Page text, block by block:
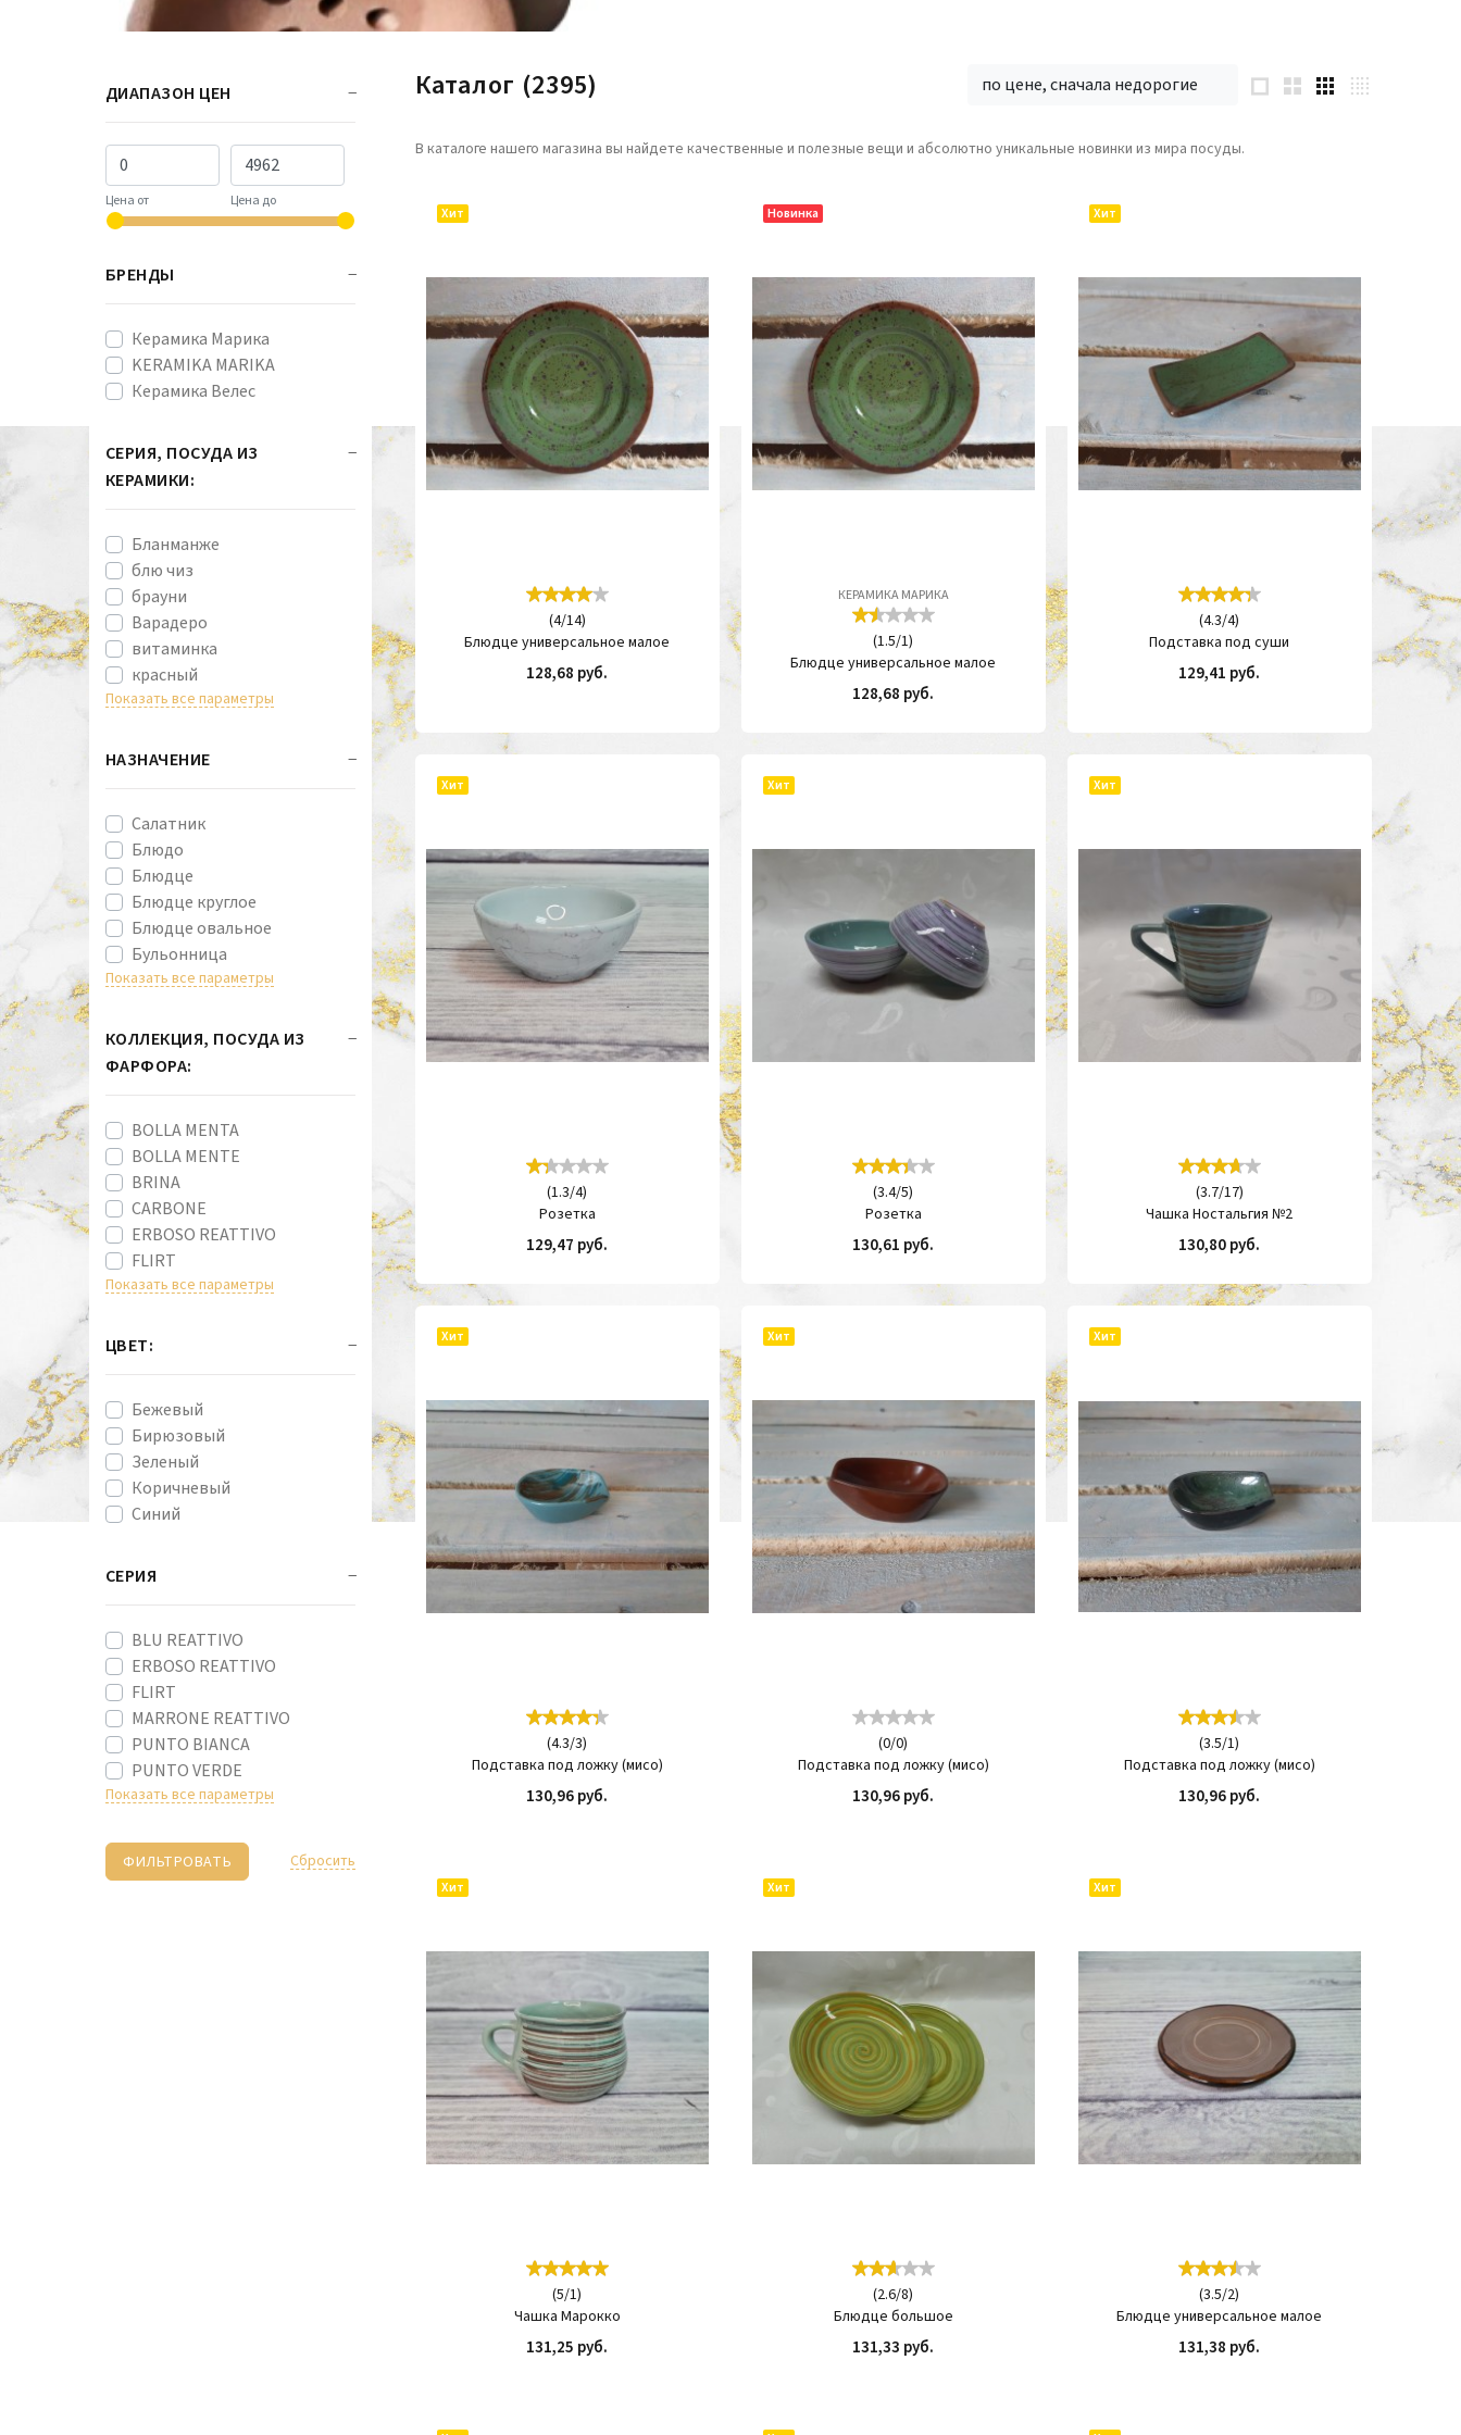
ДИАПАЗОН ЦЕН
Цена от Цена до
БРЕНДЫ
Керамика Марика
KERAMIKA MARIKA
Керамика Велес
СЕРИЯ, ПОСУДА ИЗ
КЕРАМИКИ:
Бланманже
блю чиз
брауни
Варадеро
витаминка
красный
Показать все параметры
НАЗНАЧЕНИЕ
Cалатник
Блюдо
Блюдце
Блюдце круглое
Блюдце овальное
Бульонница
Показать все параметры
КОЛЛЕКЦИЯ, ПОСУДА ИЗ
ФАРФОРА:
BOLLA MENTA
BOLLA MENTE
BRINA
CARBONE
ERBOSO REATTIVO
FLIRT
Показать все параметры
ЦВЕТ:
Бежевый
Бирюзовый
Зеленый
Коричневый
Синий
СЕРИЯ
BLU REATTIVO
ERBOSO REATTIVO
FLIRT
MARRONE REATTIVO
PUNTO BIANCA
PUNTO VERDE
Показать все параметры
Cбросить
Каталог (2395) по цене, сначала недорогие
В каталоге нашего магазина вы найдете качественные и полезные вещи и абсолютно уникальные новинки из мира посуды.
Хит
(4/14)
Блюдце универсальное малое
128,68 руб.
Новинка
КЕРАМИКА МАРИКА
(1.5/1)
Блюдце универсальное малое
128,68 руб.
Хит
(4.3/4)
Подставка под суши
129,41 руб.
Хит
(1.3/4)
Розетка
129,47 руб.
Хит
(3.4/5)
Розетка
130,61 руб.
Хит
(3.7/17)
Чашка Ностальгия №2
130,80 руб.
Хит
(4.3/3)
Подставка под ложку (мисо)
130,96 руб.
Хит
(0/0)
Подставка под ложку (мисо)
130,96 руб.
Хит
(3.5/1)
Подставка под ложку (мисо)
130,96 руб.
Хит
(5/1)
Чашка Марокко
131,25 руб.
Хит
(2.6/8)
Блюдце большое
131,33 руб.
Хит
(3.5/2)
Блюдце универсальное малое
131,38 руб.